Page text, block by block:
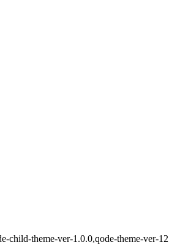
child-theme-ver-1.0.0,qode-theme-ver-